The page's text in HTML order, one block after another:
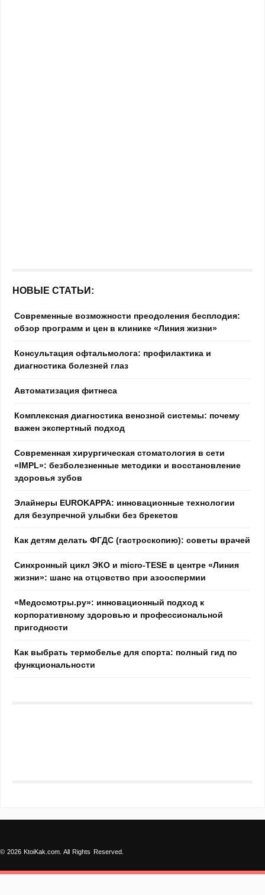
НОВЫЕ СТАТЬИ:
Современные возможности преодоления бесплодия:
обзор программ и цен в клинике «Линия жизни»
Консультация офтальмолога: профилактика и
диагностика болезней глаз
Автоматизация фитнеса
Комплексная диагностика венозной системы: почему
важен экспертный подход
Современная хирургическая стоматология в сети
«IMPL»: безболезненные методики и восстановление
здоровья зубов
Элайнеры EUROKAPPA: инновационные технологии
для безупречной улыбки без брекетов
Как детям делать ФГДС (гастроскопию): советы врачей
Синхронный цикл ЭКО и micro-TESE в центре «Линия
жизни»: шанс на отцовство при азооспермии
«Медосмотры.ру»: инновационный подход к
корпоративному здоровью и профессиональной
пригодности
Как выбрать термобелье для спорта: полный гид по
функциональности
© 2026 KtoiKak.com. All Rights Reserved.